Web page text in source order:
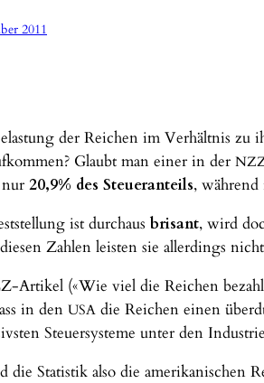
2011
Glaubt man einer in der
20,9% des Steueranteils,
ist durchaus brisant, wird
diesen Zahlen leisten sie allerdings
Artikel («Wie viel die Reichen
in den USA die Reichen einen
Steuersysteme unter den
die Statistik also die amerikanischen